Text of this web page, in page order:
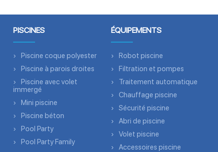
PISCINES
Piscine coque polyester
Piscine à parois droites
Piscine avec volet
immergé
Mini piscine
Piscine béton
Pool Party
Pool Party Family
ÉQUIPEMENTS
Robot piscine
Filtration et pompes
Traitement automatique
Chauffage piscine
Sécurité piscine
Abri de piscine
Volet piscine
Accessoires piscine